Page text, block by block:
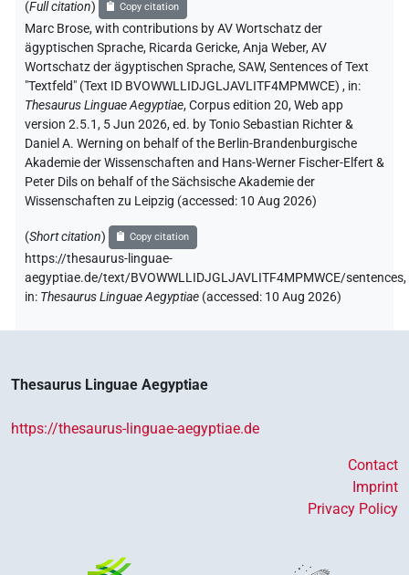
(Full citation) Copy citation
Marc Brose,with contributions byAV Wortschatz der
ägyptischen Sprache, Ricarda Gericke, Anja Weber, AV
Wortschatz der ägyptischen Sprache, SAW,Sentences of Text
"Textfeld" (Text ID BVOWWLLIDJGLJAVLITF4MPMWCE) , in:
Thesaurus Linguae Aegyptiae,Corpus edition 20, Web app
version 2.5.1, 5 Jun 2026, ed. by Tonio Sebastian Richter &
Daniel A. Werning on behalf of the Berlin-Brandenburgische
Akademie der Wissenschaften and Hans-Werner Fischer-Elfert &
Peter Dils on behalf of the Sächsische Akademie der
Wissenschaften zu Leipzig (accessed: 10 Aug 2026)
(Short citation) Copy citation
https://thesaurus-linguae-
aegyptiae.de/text/BVOWWLLIDJGLJAVLITF4MPMWCE/sentences,
in: Thesaurus Linguae Aegyptiae (accessed: 10 Aug 2026)
Thesaurus Linguae Aegyptiae
https://thesaurus-linguae-aegyptiae.de
Contact
Imprint
Privacy Policy